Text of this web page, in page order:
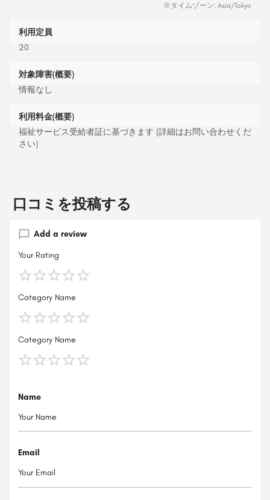
※タイムゾーン: Asia/Tokyo
利用定員
20
対象障害(概要)
情報なし
利用料金(概要)
福祉サービス受給者証に基づきます (詳細はお問い合わせくだ
さい)
口コミを投稿する
Add a review
Your Rating
Category Name
Category Name
Name
Email